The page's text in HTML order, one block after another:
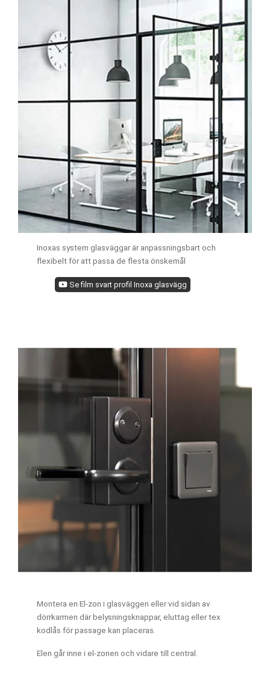
Inoxas system glasväggar är anpassningsbart och
flexibelt för att passa de flesta önskemål
Se film svart profil Inoxa glasvägg
Montera en El-zon i glasväggen eller vid sidan av
dörrkarmen där belysningsknappar, eluttag eller tex
kodlås för passage kan placeras.
Elen går inne i el-zonen och vidare till central.